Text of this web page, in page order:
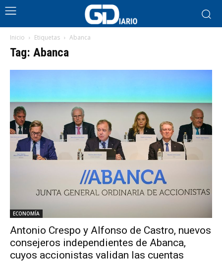
Inicio Etiquetas Abanca
Tag: Abanca
ECONOMÍA
Antonio Crespo y Alfonso de Castro, nuevos
consejeros independientes de Abanca,
cuyos accionistas validan las cuentas